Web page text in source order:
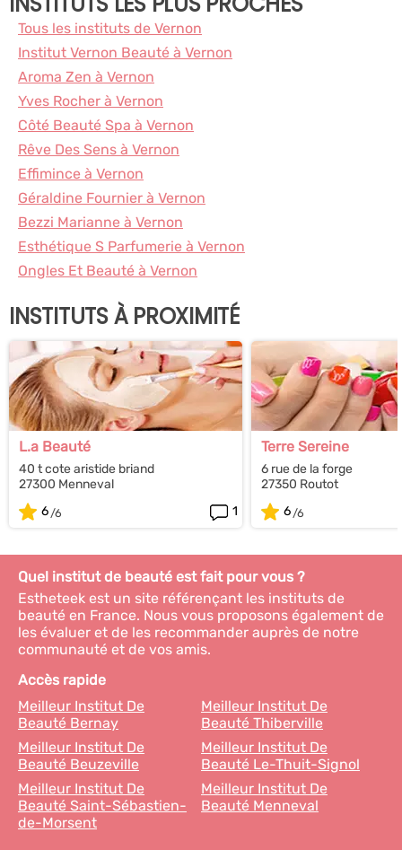
Tous les instituts de Vernon
Institut Vernon Beauté à Vernon
Aroma Zen à Vernon
Yves Rocher à Vernon
Côté Beauté Spa à Vernon
Rêve Des Sens à Vernon
Effimince à Vernon
Géraldine Fournier à Vernon
Bezzi Marianne à Vernon
Esthétique S Parfumerie à Vernon
Ongles Et Beauté à Vernon
INSTITUTS À PROXIMITÉ
L.a Beauté
40 t cote aristide briand
27300 Menneval
6
1
Terre Sereine
6 rue de la forge
27350 Routot
6
Quel institut de beauté est fait pour vous ?
Estheteek est un site référençant les instituts de
beauté en France. Nous vous proposons également de
les évaluer et de les recommander auprès de notre
communauté et de vos amis.
Accès rapide
Meilleur Institut De
Beauté Bernay
Meilleur Institut De
Beauté Thiberville
Meilleur Institut De
Beauté Beuzeville
Meilleur Institut De
Beauté Le-Thuit-Signol
Meilleur Institut De
Beauté Saint-Sébastien-
de-Morsent
Meilleur Institut De
Beauté Menneval